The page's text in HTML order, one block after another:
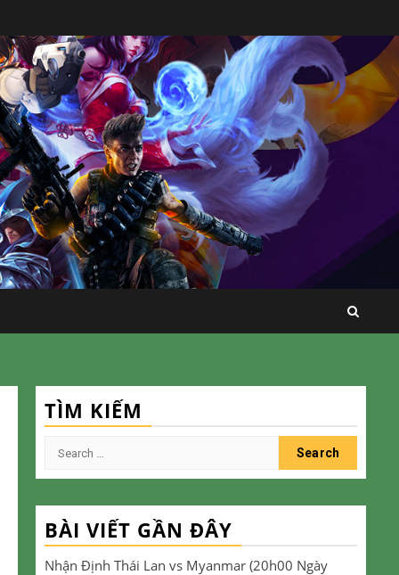
TÌM KIẾM
Search
BÀI VIẾT GẦN ĐÂY
Nhận Định Thái Lan vs Myanmar (20h00 Ngày